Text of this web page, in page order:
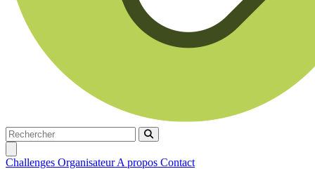
Rechercher
Rechercher
Challenges OrganisateurA propos Contact